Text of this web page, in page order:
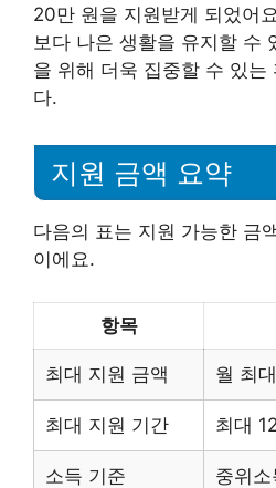
20만 원을 지원받게 되었어
보다 나은 생활을 유지할 수
을 위해 더욱 집중할 수 있는
다.
지원 금액 요약
다음의 표는 지원 가능한 금
이에요.
항목
최대 지원 금액 월 최
최대 지원 기간 최대
소득 기준 중위